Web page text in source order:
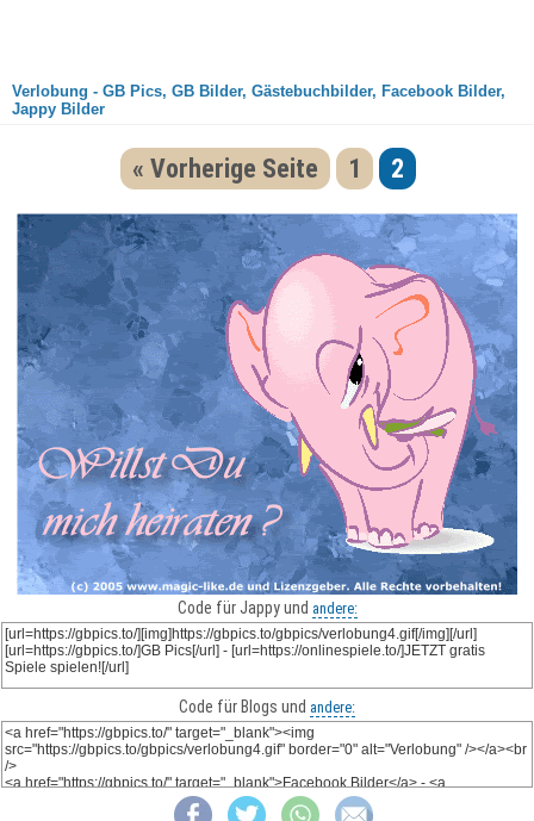
Verlobung - GB Pics, GB Bilder, Gästebuchbilder, Facebook Bilder,
Jappy Bilder
« Vorherige Seite 1 2
Code für Jappy und andere:
Code für Blogs und andere: